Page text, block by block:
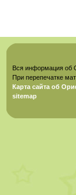
Вся информация
При перепечатке
Карта сайта об
sitemap